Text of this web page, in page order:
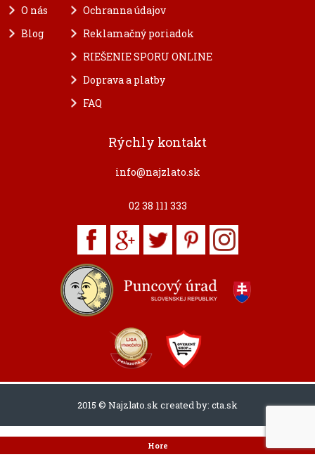
O nás
Blog
Ochranna údajov
Reklamačný poriadok
RIEŠENIE SPORU ONLINE
Doprava a platby
FAQ
Rýchly kontakt
info@najzlato.sk
02 38 111 333
2015 © Najzlato.sk created by: cta.sk
Hore